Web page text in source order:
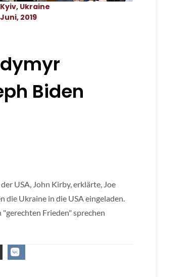
Kyiv, Ukraine
Juni, 2019
Biden
USA, John Kirby, erklärte, Joe
die Ukraine in die USA eingeladen.
Frieden" sprechen